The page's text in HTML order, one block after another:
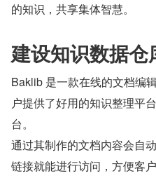
的知识，共享集体智慧。
建设知识数据仓
Baklib 是一款在线的文档编
户提供了好用的知识整理平
台。
通过其制作的文档内容会自
链接就能进行访问，方便客